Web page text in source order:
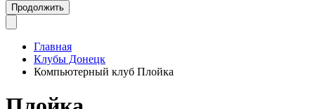
Продолжить
Главная
Клубы Донецк
Компьютерный клуб Плойка